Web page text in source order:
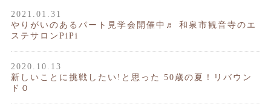
2021.01.31
やりがいのあるパート見学会開催中♬ 和泉市観音寺のエ
ステサロンPiPi
2020.10.13
新しいことに挑戦したい!と思った 50歳の夏！リバウン
ド０